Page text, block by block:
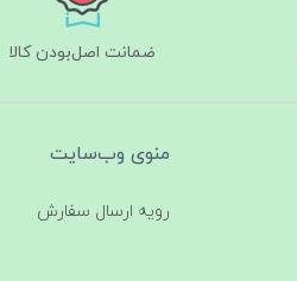
ضمانت اصل‌بودن کالا
منوی وب‌سایت
رویه ارسال سفارش